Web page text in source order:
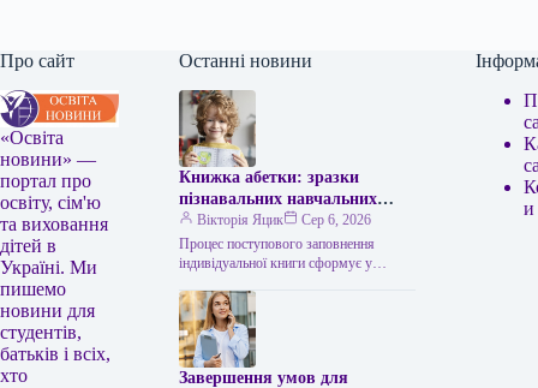
Про сайт
«Освіта
новини» —
портал про
освіту, сім'ю
та виховання
дітей в
Україні. Ми
пишемо
новини для
студентів,
батьків і всіх,
хто
Останні новини
Книжка абетки: зразки
пізнавальних навчальних
посібників
Вікторія Яцик
Сер 6, 2026
Процес поступового заповнення
індивідуальної книги сформує у
підтримуючи його зацікавленість у
навчанні. Книга літер: шаблони…
Завершення умов для
и